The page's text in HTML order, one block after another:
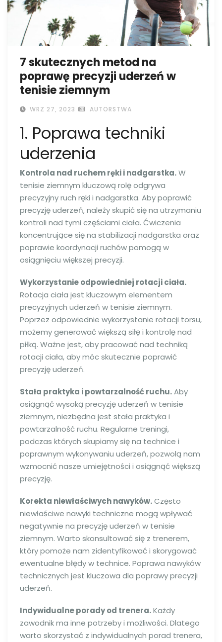
7 skutecznych metod na
poprawę precyzji uderzeń w
tenisie ziemnym
WRZ 27, 2023 AUTORSTWA
1. Poprawa techniki
uderzenia
Kontrola nad ruchem ręki i nadgarstka.W
tenisie ziemnym kluczową rolę odgrywa
precyzyjny ruch ręki i nadgarstka. Aby poprawić
precyzję uderzeń, należy skupić się na utrzymaniu
kontroli nad tymi częściami ciała. Ćwiczenia
koncentrujące się na stabilizacji nadgarstka oraz
poprawie koordynacji ruchów pomogą w
osiągnięciu większej precyzji.
Wykorzystanie odpowiedniej rotacji ciała.
Rotacja ciała jest kluczowym elementem
precyzyjnych uderzeń w tenisie ziemnym.
Poprzez odpowiednie wykorzystanie rotacji torsu,
możemy generować większą siłę i kontrolę nad
piłką. Ważne jest, aby pracować nad techniką
rotacji ciała, aby móc skutecznie poprawić
precyzję uderzeń.
Stała praktyka i powtarzalność ruchu.Aby
osiągnąć wysoką precyzję uderzeń w tenisie
ziemnym, niezbędna jest stała praktyka i
powtarzalność ruchu. Regularne treningi,
podczas których skupiamy się na technice i
poprawnym wykonywaniu uderzeń, pozwolą nam
wzmocnić nasze umiejętności i osiągnąć większą
precyzję.
Korekta niewłaściwych nawyków.Często
niewłaściwe nawyki techniczne mogą wpływać
negatywnie na precyzję uderzeń w tenisie
ziemnym. Warto skonsultować się z trenerem,
który pomoże nam zidentyfikować i skorygować
ewentualne błędy w technice. Poprawa nawyków
technicznych jest kluczowa dla poprawy precyzji
uderzeń.
Indywidualne porady od trenera.Każdy
zawodnik ma inne potrzeby i możliwości. Dlatego
warto skorzystać z indywidualnych porad trenera,